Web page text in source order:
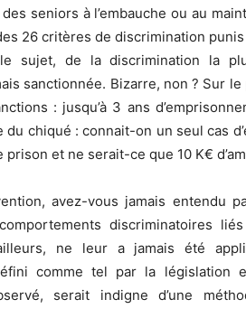
seniors à l’embauche ou au
26 critères de discrimination
sujet, de la discrimination la
sanctionnée. Bizarre, non ? Sur
: jusqu’à 3 ans
chiqué : connait-on un seul cas
et ne serait-ce que 10 K€
avez-vous jamais entendu
discriminatoires
ne leur a jamais été
comme tel par la législation
serait indigne d’une